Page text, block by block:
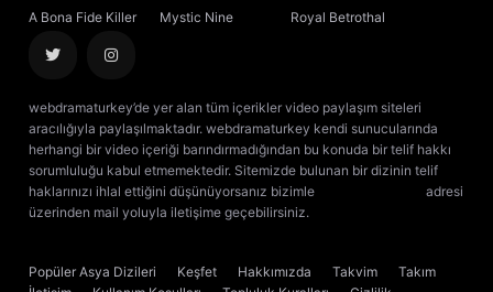
Sovereign
the Beginning
A Bona Fide Killer Mystic Nine Royal Betrothal
webdramaturkey’de yer alan tüm içerikler video paylaşım siteleri
aracılığıyla paylaşılmaktadır. webdramaturkey kendi sunucularında
herhangi bir video içeriği barındırmadığından bu konuda bir telif hakkı
sorumluluğu kabul etmemektedir. Sitemizde bulunan bir dizinin telif
haklarınızı ihlal ettiğini düşünüyorsanız bizimle
adresi
üzerinden mail yoluyla iletişime geçebilirsiniz.
Popüler Asya Dizileri Keşfet Hakkımızda Takvim
Takım